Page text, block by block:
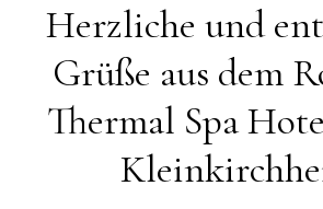
Herzliche und
Grüße aus dem
Thermal Spa